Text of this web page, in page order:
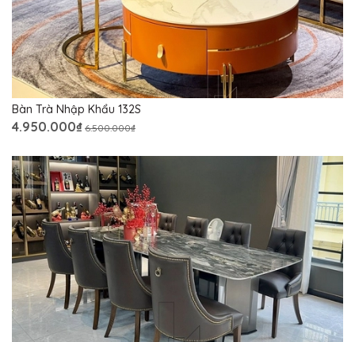
Bàn Trà Nhập Khẩu 132S
4.950.000₫ 6.500.000₫